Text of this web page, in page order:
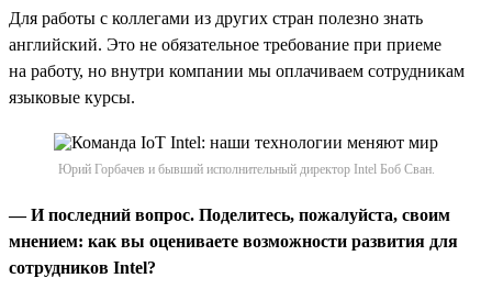
Для работы с коллегами из других стран полезно знать
английский. Это не обязательное требование при приеме
на работу, но внутри компании мы оплачиваем сотрудникам
языковые курсы.
Юрий Горбачев и бывший исполнительный директор Intel Боб Сван.
— И последний вопрос. Поделитесь, пожалуйста, своим
мнением: как вы оцениваете возможности развития для
сотрудников Intel?